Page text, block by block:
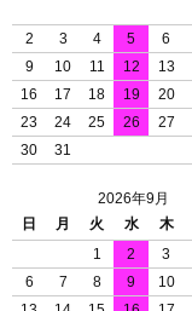
2
3 4 5 6
9
10 11 12 13
16
17 18 19 20
23
24 25 26 27
30
31
2026年9月
日
月 火 水 木
1
2 3
6
7 8 9 10